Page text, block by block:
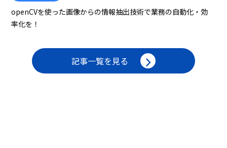
openCVを使った画像からの情報抽出技術で業務の自動化・効
率化を！
記事一覧を見る